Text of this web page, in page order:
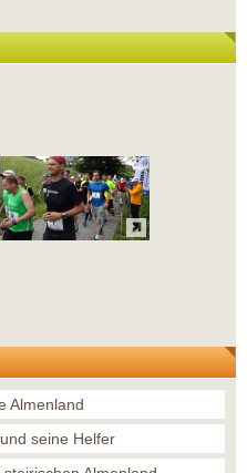
Almenland
seine Helfer